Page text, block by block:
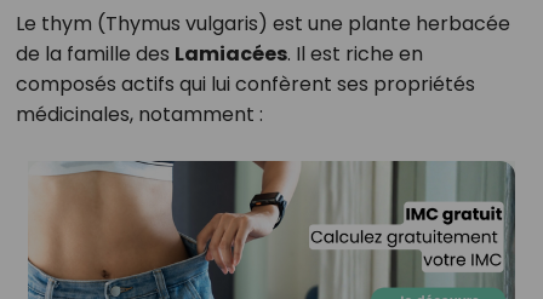
Le thym (Thymus vulgaris) est une plante herbacée
de la famille des Lamiacées. Il est riche en
composés actifs qui lui confèrent ses propriétés
médicinales, notamment :